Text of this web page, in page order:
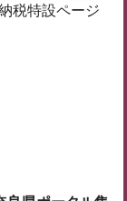
税特設ページ